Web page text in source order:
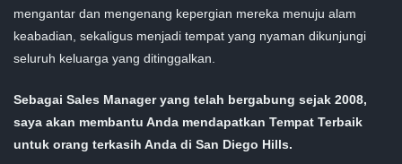
mengantar dan mengenang kepergian mereka menuju alam
keabadian, sekaligus menjadi tempat yang nyaman dikunjungi
seluruh keluarga yang ditinggalkan.
Sebagai Sales Manager yang telah bergabung sejak 2008,
saya akan membantu Anda mendapatkan Tempat Terbaik
untuk orang terkasih Anda di San Diego Hills.